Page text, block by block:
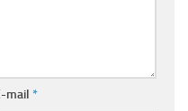
mail *